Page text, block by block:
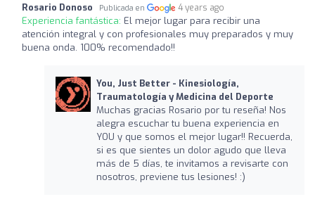
Rosario Donoso Publicada en 4 years ago
Experiencia fantástica: El mejor lugar para recibir una
atención integral y con profesionales muy preparados y muy
buena onda. 100% recomendado!!
You, Just Better - Kinesiología,
Traumatología y Medicina del Deporte
Muchas gracias Rosario por tu reseña! Nos
alegra escuchar tu buena experiencia en
YOU y que somos el mejor lugar!! Recuerda,
si es que sientes un dolor agudo que lleva
más de 5 días, te invitamos a revisarte con
nosotros, previene tus lesiones! :)